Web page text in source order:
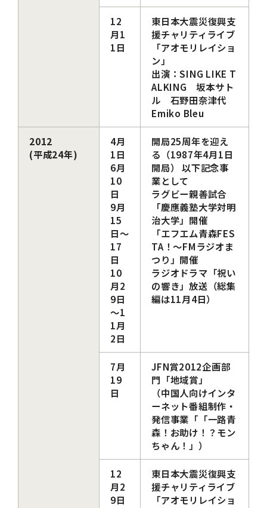
12
月1
1日
東日本大震災復興支
援チャリティライブ
「アオモリレイショ
ン」
出演：SING LIKE T
ALKING 坂本サト
ル 石野田奈津代
Emiko Bleu
2012
(平成24年)
4月
1日
6月
10
日
9月
15
日～
17
日
10
月2
9日
～1
1月
2日
開局25周年を迎え
る（1987年4月1日
開局） 以下記念事
業として
ラグビー親善試合
「慶應義塾大学対明
治大学」開催
「エフエム青森FES
TA！～FMラジオま
つり」開催
ラジオドラマ「祝い
の響き」放送（総集
編は11月4日）
7月
19
日
JFN賞2012企画部
門「地域賞」
（中国人向けインタ
ーネット番組制作・
発信事業「「一路青
森！お助け！？モン
ちゃん！」）
12
月2
9日
東日本大震災復興支
援チャリティライブ
「アオモリレイショ